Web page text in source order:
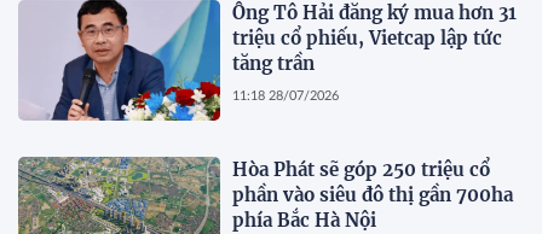
Ông Tô Hải đăng ký mua hơn 31
triệu cổ phiếu, Vietcap lập tức
tăng trần
11:18 28/07/2026
Hòa Phát sẽ góp 250 triệu cổ
phần vào siêu đô thị gần 700ha
phía Bắc Hà Nội